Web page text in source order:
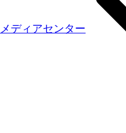
メディアセンター